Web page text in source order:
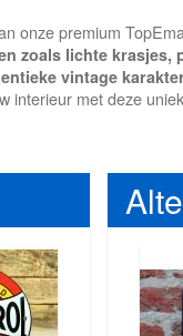
onze premium
zoals lichte
vintage
interieur met deze